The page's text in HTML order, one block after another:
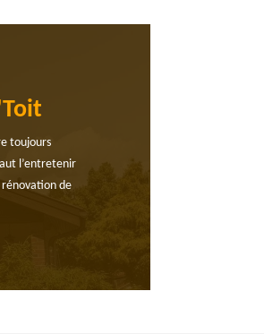
toujours
l’entretenir
de